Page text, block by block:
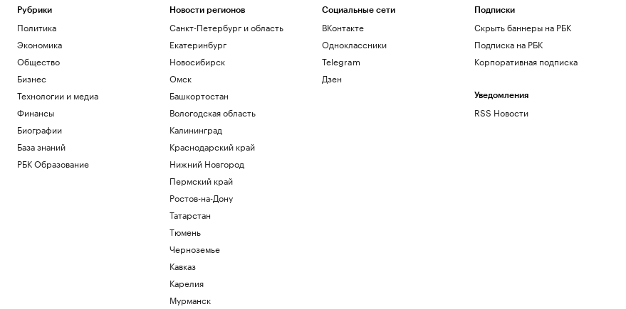
Как выглядит портрет абитуриента в
2026 году. Видео РБК
В США рассказали, как помогли
снарядам из Сербии попасть на
Украину
Политика
Рубрики
Политика
Экономика
Общество
Бизнес
Технологии и медиа
Финансы
Биографии
База знаний
РБК Образование
Новости регионов
Санкт-Петербург и область
Екатеринбург
Новосибирск
Омск
Башкортостан
Вологодская область
Калининград
Краснодарский край
Нижний Новгород
Пермский край
Ростов-на-Дону
Татарстан
Тюмень
Черноземье
Кавказ
Карелия
Мурманск
Социальные сети
ВКонтакте
Одноклассники
Telegram
Дзен
Подписки
Скрыть баннеры на РБК
Подписка на РБК
Корпоративная подписка
Уведомления
RSS Новости